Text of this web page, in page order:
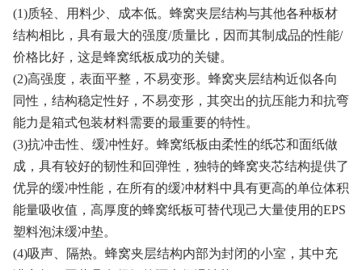
(1)质轻、用料少、成本低。蜂窝夹层结构与其他各种板材
结构相比，具有最大的强度/质量比，因而其制成品的性能/
价格比好，这是蜂窝纸板成功的关键。
(2)高强度，表面平整，不易变形。蜂窝夹层结构近似各向
同性，结构稳定性好，不易变形，其突出的抗压能力和抗弯
能力是箱式包装材料需要的最重要的特性。
(3)抗冲击性、缓冲性好。蜂窝纸板由柔性的纸芯和面纸做
成，具有较好的韧性和回弹性，独特的蜂窝夹芯结构提供了
优异的缓冲性能，在所有的缓冲材料中具有更高的单位体积
能量吸收值，高厚度的蜂窝纸板可替代现己大量使用的EPS
塑料泡沫缓冲垫。
(4)吸声、隔热。蜂窝夹层结构内部为封闭的小室，其中充